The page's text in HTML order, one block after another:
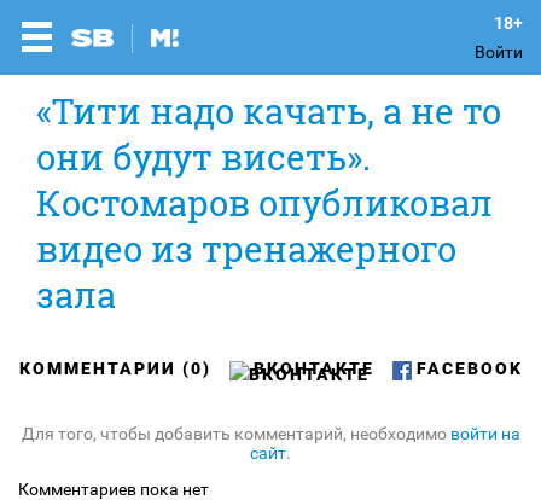
Войти
«Тити надо качать, а не то
они будут висеть».
Костомаров опубликовал
видео из тренажерного
зала
КОММЕНТАРИИ (0) ВКОНТАКТЕ FACEBOOK
Для того, чтобы добавить комментарий, необходимо войти на
сайт.
Комментариев пока нет